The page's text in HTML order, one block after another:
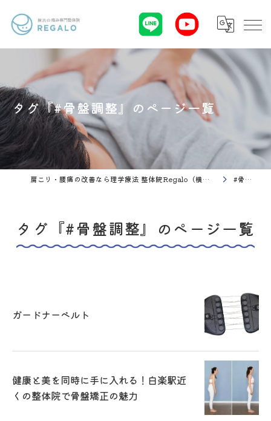
タグ『#骨盤調整』のページ一覧
肩こり・腰痛の改善なら理学療法 整体院Regalo（横浜市神奈川区白楽駅） #骨盤調整
タグ『#骨盤調整』のページ一覧
ガードナーベルト
健康と美を同時に手に入れる！白楽駅近
くの整体院で骨盤矯正の魅力